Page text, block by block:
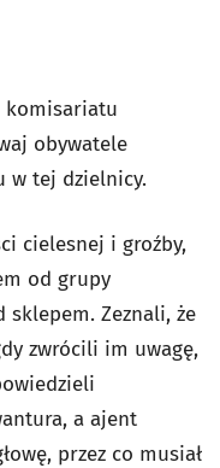
komisariatu
obywatele
w tej dzielnicy.
cielesnej i groźby,
od grupy
Zeznali, że
zwrócili im uwagę,
a ajent
przez co musiał